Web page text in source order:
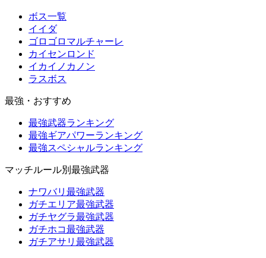
ボス一覧
イイダ
ゴロゴロマルチャーレ
カイセンロンド
イカイノカノン
ラスボス
最強・おすすめ
最強武器ランキング
最強ギアパワーランキング
最強スペシャルランキング
マッチルール別最強武器
ナワバリ最強武器
ガチエリア最強武器
ガチヤグラ最強武器
ガチホコ最強武器
ガチアサリ最強武器